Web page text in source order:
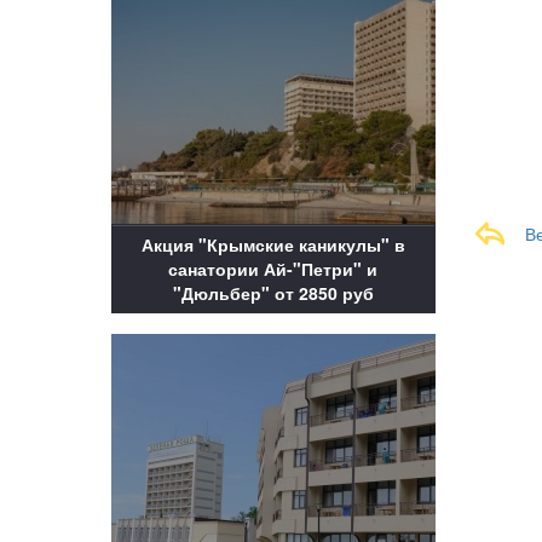
Акция "Крымские каникулы" в
санатории Ай-"Петри" и
"Дюльбер" от 2850 руб